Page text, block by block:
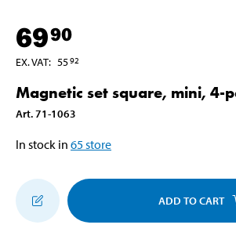
6990
EX. VAT: 5592
Magnetic set square, mini, 4-
Art.71-1063
In stock in 65store
ADD TO CART